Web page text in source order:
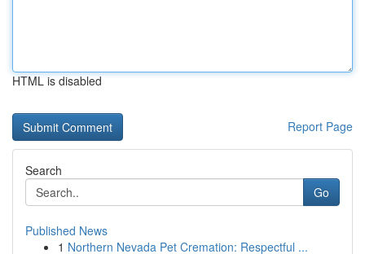
HTML is disabled
Report Page
Search
Go
Published News
1 Northern Nevada Pet Cremation: Respectful ...